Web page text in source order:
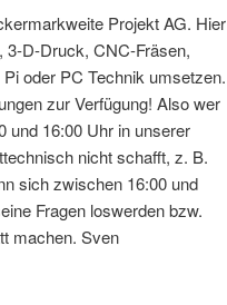
Projekt AG. Hier
3-D-Druck, CNC-Fräsen,
oder PC Technik umsetzen.
zur Verfügung! Also wer
und 16:00 Uhr in unserer
nicht schafft, z. B.
sich zwischen 16:00 und
Fragen loswerden bzw.
machen. Sven